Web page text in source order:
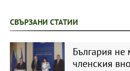
СВЪРЗАНИ СТАТИИ
България не
членския